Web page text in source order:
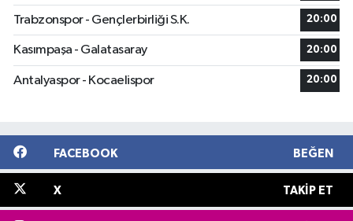
Trabzonspor - Gençlerbirliği S.K. 20:00
Kasımpaşa - Galatasaray 20:00
Antalyaspor - Kocaelispor 20:00
FACEBOOK BEĞEN
X TAKIP ET